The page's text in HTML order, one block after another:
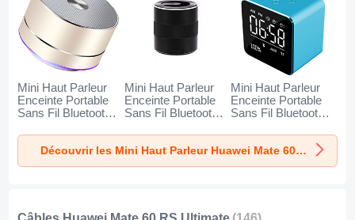
Mini Haut Parleur
Enceinte Portable
Sans Fil Bluetooth
pour Huawei Mate
60 RS Ultimate Or
Mini Haut Parleur
Enceinte Portable
Sans Fil Bluetooth
pour Huawei Mate
60 RS Ultimate
Noir
Mini Haut Parleur
Enceinte Portable
Sans Fil Bluetooth
pour Huawei Mate
60 RS Ultimate
Bleu
Découvrir les Mini Haut Parleur Huawei Mate 60 RS Ultimate